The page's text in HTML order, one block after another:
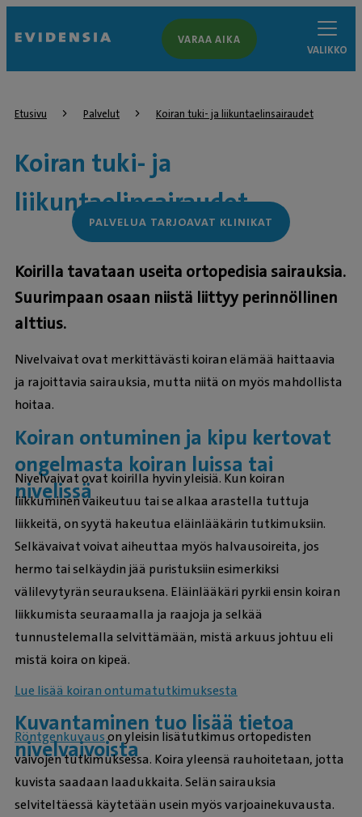
VARAA AIKA
VALIKKO
Etusivu Palvelut Koiran tuki- ja liikuntaelinsairaudet
Koiran tuki- ja
liikuntaelinsairaudet
PALVELUA TARJOAVAT KLINIKAT
Koirilla tavataan useita ortopedisia sairauksia.
Suurimpaan osaan niistä liittyy perinnöllinen
alttius.
Nivelvaivat ovat merkittävästi koiran elämää haittaavia
ja rajoittavia sairauksia, mutta niitä on myös mahdollista
hoitaa.
Koiran ontuminen ja kipu kertovat
ongelmasta koiran luissa tai
nivelissä
Nivelvaivat ovat koirilla hyvin yleisiä. Kun koiran
liikkuminen vaikeutuu tai se alkaa arastella tuttuja
liikkeitä, on syytä hakeutua eläinlääkärin tutkimuksiin.
Selkävaivat voivat aiheuttaa myös halvausoireita, jos
hermo tai selkäydin jää puristuksiin esimerkiksi
välilevytyrän seurauksena. Eläinlääkäri pyrkii ensin koiran
liikkumista seuraamalla ja raajoja ja selkää
tunnustelemalla selvittämään, mistä arkuus johtuu eli
mistä koira on kipeä.
Lue lisää koiran ontumatutkimuksesta
Kuvantaminen tuo lisää tietoa
nivelvaivoista
Röntgenkuvauson yleisin lisätutkimus ortopedisten
vaivojen tutkimuksessa. Koira yleensä rauhoitetaan, jotta
kuvista saadaan laadukkaita. Selän sairauksia
selviteltäessä käytetään usein myös varjoainekuvausta.